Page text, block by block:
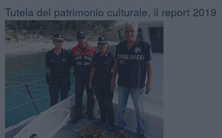
Tutela del patrimonio culturale, il report 2019